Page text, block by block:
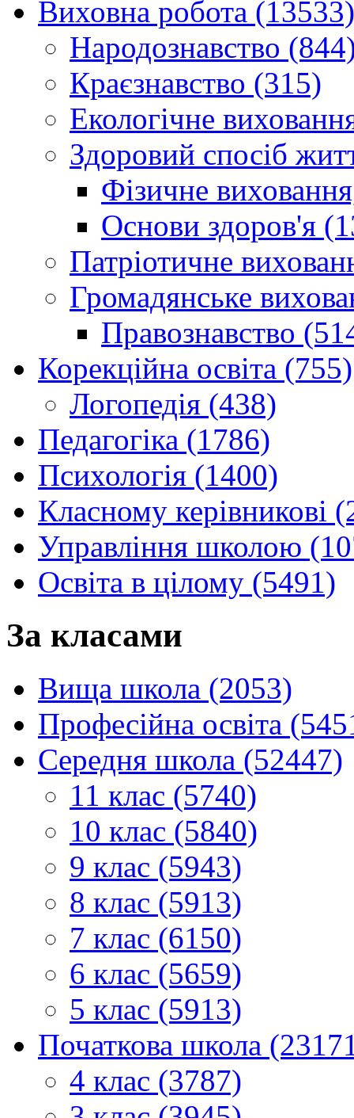
Виховна робота (13533)
Народознавство
Краєзнавство (315)
Екологічне
Здоровий спосіб
Фізичне
Основи здоров'я
Патріотичне
Громадянське
Правознавство
Корекційна освіта (755)
Логопедія (438)
Педагогіка (1786)
Психологія (1400)
Класному керівникові
Управління школою
Освіта в цілому (5491)
За класами
Вища школа (2053)
Професійна освіта
Середня школа (52447)
11 клас (5740)
10 клас (5840)
9 клас (5943)
8 клас (5913)
7 клас (6150)
6 клас (5659)
5 клас (5913)
Початкова школа
4 клас (3787)